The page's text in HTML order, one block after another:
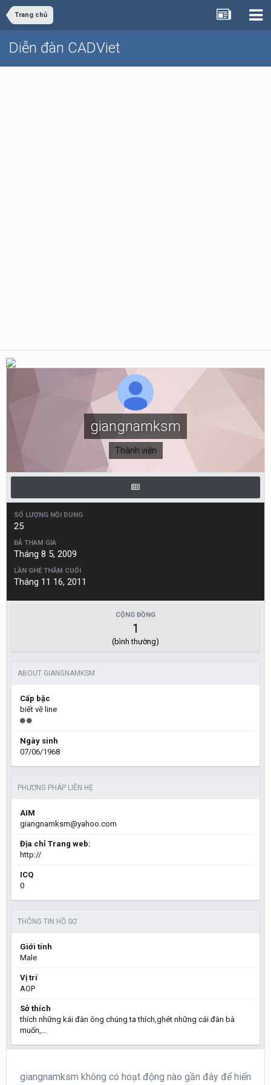
Trang chủ
Diễn đàn CADViet
giangnamksm
Thành viên
SỐ LƯỢNG NỘI DUNG
25
ĐÃ THAM GIA
Tháng 8 5, 2009
LẦN GHÉ THĂM CUỐI
Tháng 11 16, 2011
CỘNG ĐỒNG
1
(bình thường)
ABOUT GIANGNAMKSM
Cấp bậc
biết vẽ line
Ngày sinh
07/06/1968
PHƯƠNG PHÁP LIÊN HỆ
AIM
giangnamksm@yahoo.com
Địa chỉ Trang web:
http://
ICQ
0
THÔNG TIN HỒ SƠ
Giới tính
Male
Vị trí
AOP
Sở thích
thích những kái đàn ông chúng ta thích,ghét những cái đàn bà
muốn,...
giangnamksm không có hoạt động nào gần đây để hiển